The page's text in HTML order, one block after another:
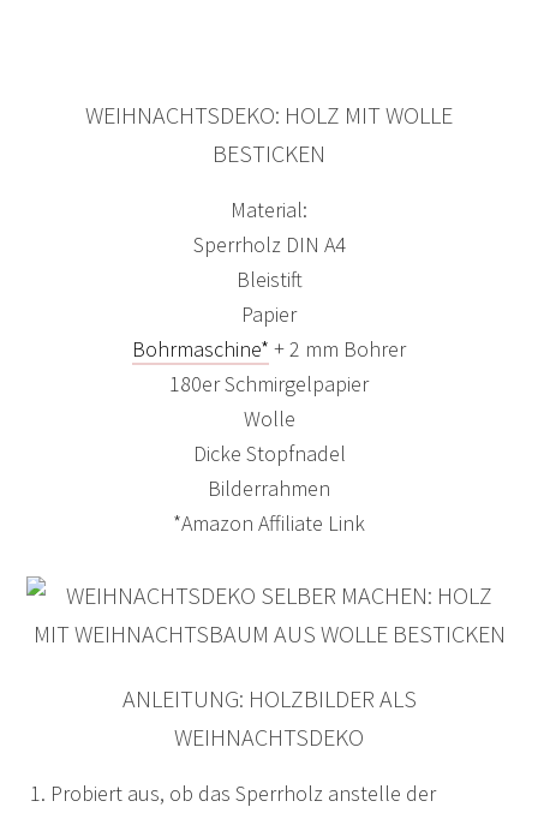
WEIHNACHTSDEKO: HOLZ MIT WOLLE
BESTICKEN
Material:
Sperrholz DIN A4
Bleistift
Papier
Bohrmaschine* + 2 mm Bohrer
180er Schmirgelpapier
Wolle
Dicke Stopfnadel
Bilderrahmen
*Amazon Affiliate Link
ANLEITUNG: HOLZBILDER ALS
WEIHNACHTSDEKO
Probiert aus, ob das Sperrholz anstelle der